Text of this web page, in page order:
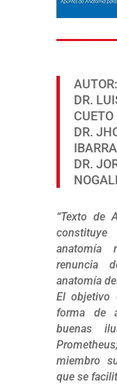
AUTOR:
DR.
CUETO
DR.
IBARRA
DR.
“Texto de
anatomía
renuncia
anatomía
El objetivo
forma de
buenas
miembro
que se